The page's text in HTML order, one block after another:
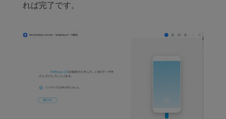
れば完了です。